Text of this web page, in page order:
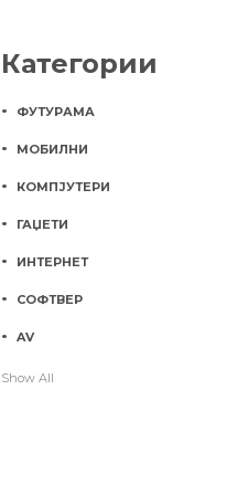
Категории
ФУТУРАМА
МОБИЛНИ
КОМПЈУТЕРИ
ГАЏЕТИ
ИНТЕРНЕТ
СОФТВЕР
AV
Show All